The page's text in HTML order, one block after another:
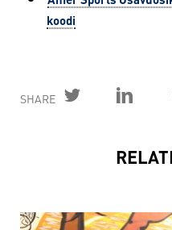
koodi
SHARE